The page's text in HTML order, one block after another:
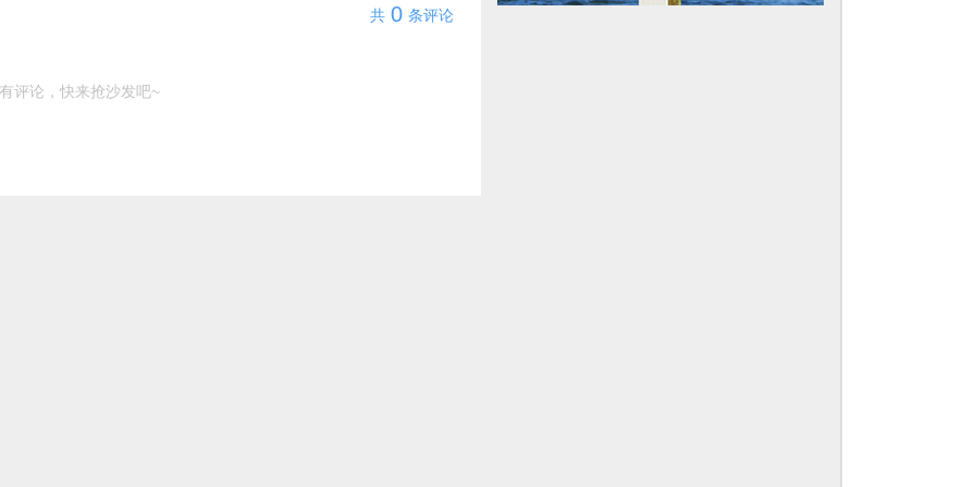
共 0 条评论
评论，快来抢沙发吧~